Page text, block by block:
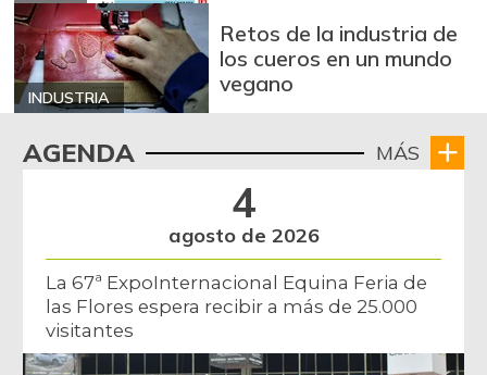
INDUSTRIA
Retos de la industria de
los cueros en un mundo
vegano
AGENDA MÁS
4
agosto de 2026
La 67ª ExpoInternacional Equina Feria de
las Flores espera recibir a más de 25.000
visitantes